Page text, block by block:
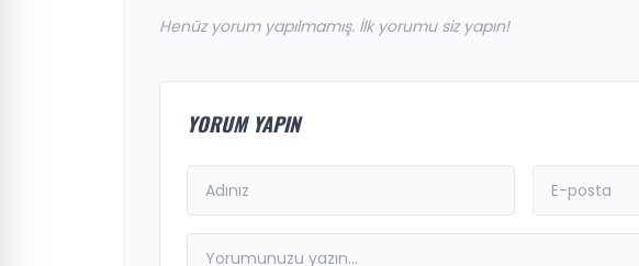
Henüz yorum yapılmamış. İlk yorumu siz yapın!
YORUM YAPIN